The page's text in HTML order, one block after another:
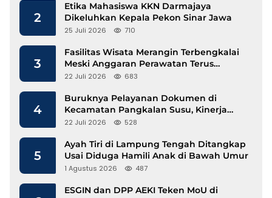
2
Etika Mahasiswa KKN Darmajaya
Dikeluhkan Kepala Pekon Sinar Jawa
25 Juli 2026 710
3
Fasilitas Wisata Merangin Terbengkalai
Meski Anggaran Perawatan Terus
Mengalir
22 Juli 2026 683
4
Buruknya Pelayanan Dokumen di
Kecamatan Pangkalan Susu, Kinerja
Disdukcapil Langkat Disorot
22 Juli 2026 528
5
Ayah Tiri di Lampung Tengah Ditangkap
Usai Diduga Hamili Anak di Bawah Umur
1 Agustus 2026 487
ESGIN dan DPP AEKI Teken MoU di